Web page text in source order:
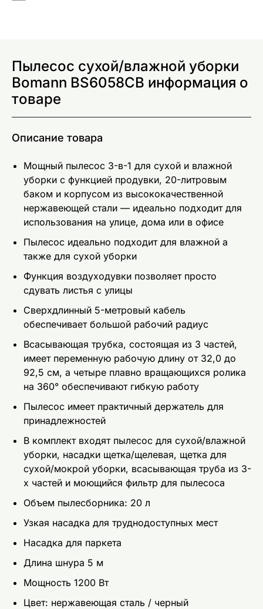
Пылесос сухой/влажной уборки
Bomann BS6058CB информация о
товаре
Описание товара
Мощный пылесос 3-в-1 для сухой и влажной
уборки с функцией продувки, 20-литровым
баком и корпусом из высококачественной
нержавеющей стали — идеально подходит для
использования на улице, дома или в офисе
Пылесос идеально подходит для влажной а
также для сухой уборки
Функция воздуходувки позволяет просто
сдувать листья с улицы
Сверхдлинный 5-метровый кабель
обеспечивает большой рабочий радиус
Всасывающая трубка, состоящая из 3 частей,
имеет переменную рабочую длину от 32,0 до
92,5 см, а четыре плавно вращающихся ролика
на 360° обеспечивают гибкую работу
Пылесос имеет практичный держатель для
принадлежностей
В комплект входят пылесос для сухой/влажной
уборки, насадки щетка/щелевая, щетка для
сухой/мокрой уборки, всасывающая труба из 3-
х частей и моющийся фильтр для пылесоса
Объем пылесборника: 20 л
Узкая насадка для труднодоступных мест
Насадка для паркета
Длина шнура 5 м
Мощность 1200 Вт
Цвет: нержавеющая сталь / черный